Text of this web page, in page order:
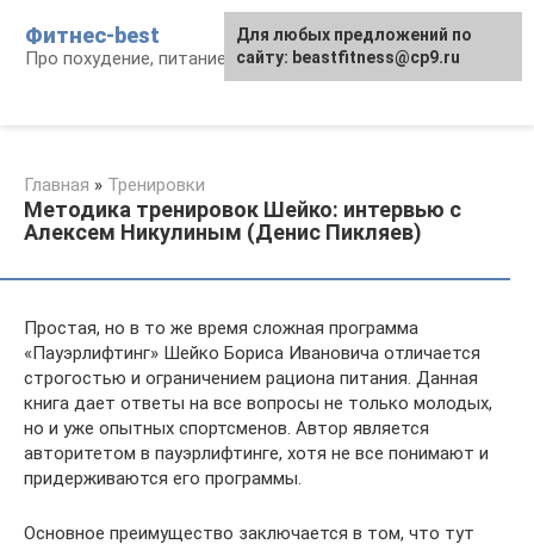
контенту
Фитнес-best
Про похудение, питание и фитнес
Главная » Тренировки
Методика тренировок Шейко: интервью с
Алексем Никулиным (Денис Пикляев)
Простая, но в то же время сложная программа
«Пауэрлифтинг» Шейко Бориса Ивановича отличается
строгостью и ограничением рациона питания. Данная
книга дает ответы на все вопросы не только молодых,
но и уже опытных спортсменов. Автор является
авторитетом в пауэрлифтинге, хотя не все понимают и
придерживаются его программы.
Основное преимущество заключается в том, что тут
Для любых предложений по
сайту: beastfitness@cp9.ru